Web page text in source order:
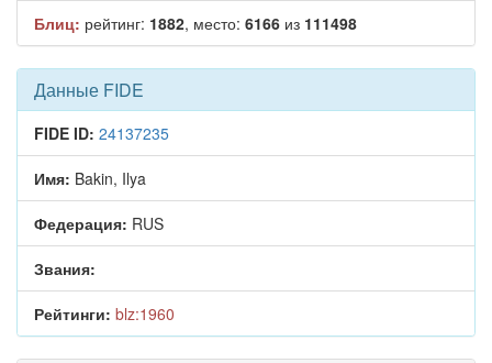
Блиц: рейтинг: 1882, место: 6166 из 111498
Данные FIDE
FIDE ID: 24137235
Имя: Bakin, Ilya
Федерация: RUS
Звания:
Рейтинги: blz:1960